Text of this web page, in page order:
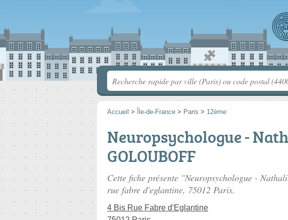
Accueil > Île-de-France > Paris > 12ème
Neuropsychologue -
GOLOUBOFF
Cette fiche présente "Neuropsychologue -
rue fabre d'eglantine, 75012 Paris.
4 Bis Rue Fabre d'Eglantine